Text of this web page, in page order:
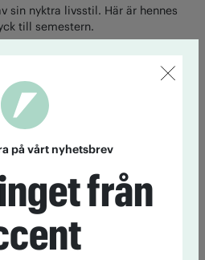
sin nyktra livsstil. Här är hennes
till semestern.
har inte hängt med.
tankesmedjan Nocturums
startsidan
på vårt nyhetsbrev
från